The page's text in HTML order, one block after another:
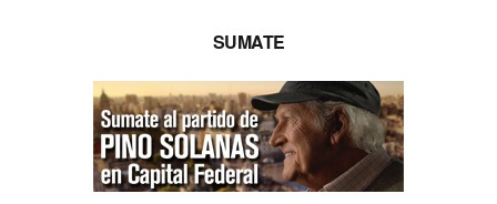
SUMATE